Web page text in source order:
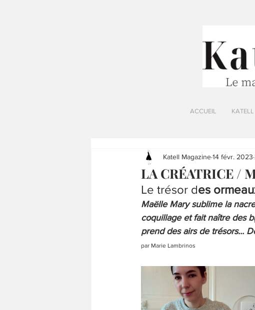
ACCUEIL KATELL
LA CRÉATRICE /
Katell Magazine14 févr. 2023
Le trésor des
Maëlle Mary sublime la
coquillage et fait naître des
prend des airs de trésors...
par Marie Lambrinos